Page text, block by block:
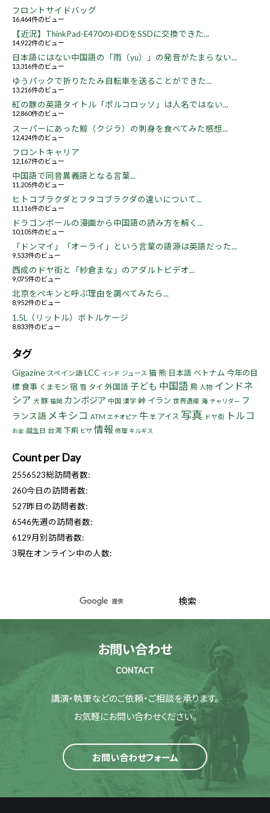
フロントサイドバッグ
16,464件のビュー
【近況】ThinkPad-E470のHDDをSSDに交換できた...
14,922件のビュー
日本語にはない中国語の「雨（yu）」の発音がたまらない...
13,316件のビュー
ゆうパックで折りたたみ自転車を送ることができた...
13,216件のビュー
紅の豚の英語タイトル「ポルコロッソ」は人名ではない...
12,860件のビュー
スーパーにあった鯨（クジラ）の刺身を食べてみた感想...
12,424件のビュー
フロントキャリア
12,167件のビュー
中国語で同音異義語となる言葉...
11,205件のビュー
ヒトコブラクダとフタコブラクダの違いについて...
11,116件のビュー
ドラゴンボールの漫画から中国語の読み方を解く...
10,105件のビュー
「ドンマイ」「オーライ」という言葉の語源は英語だった...
9,533件のビュー
西成のドヤ街と「紗倉まな」のアダルトビデオ...
9,075件のビュー
北京をペキンと呼ぶ理由を調べてみたら...
8,952件のビュー
1.5L（リットル）ボトルケージ
8,833件のビュー
タグ
Gigazine スペイン語 LCC インド ジュース 猫熊 日本語 ベトナム 今年の目
標食事 くまモン 宿 雪 タイ 外国語 子ども 中国語 鳥 人物 インドネ
シア 犬 豚 福岡 カンボジア 中国 漢字 峠 イラン 世界遺産 海 チャリダー フ
ランス語 メキシコ ATM エチオピア 牛 羊 アイス 写真 ドヤ街 トルコ
お金 誕生日 台湾 下痢 ビザ 情報 修理 キルギス
Count per Day
2556523総訪問者数:
260今日の訪問者数:
527昨日の訪問者数:
6546先週の訪問者数:
6129月別訪問者数:
3現在オンライン中の人数:
お問い合わせ
CONTACT
講演・執筆などのご依頼・ご相談を承ります。
お気軽にお問い合わせください。
お問い合わせフォーム